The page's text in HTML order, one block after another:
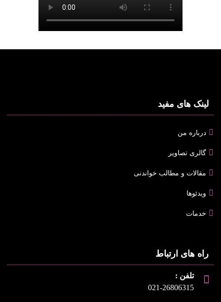
لینک های مفید
درباره من
گالری تصاویر
مقالات و مطالب خواندنی
ویدئوها
خدمات
راه های ارتباط
تلفن :
021-26806315